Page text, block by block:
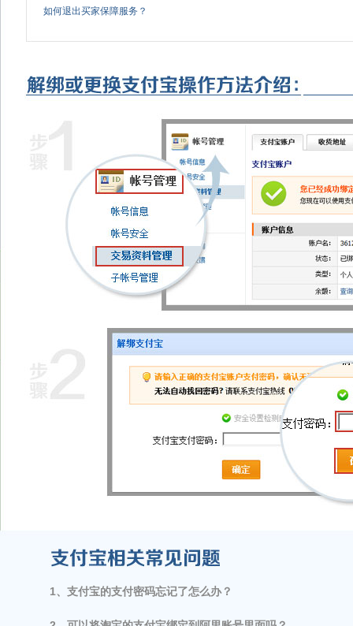
如何退出买家保障服务？
1、支付宝的支付密码忘记了怎么办？